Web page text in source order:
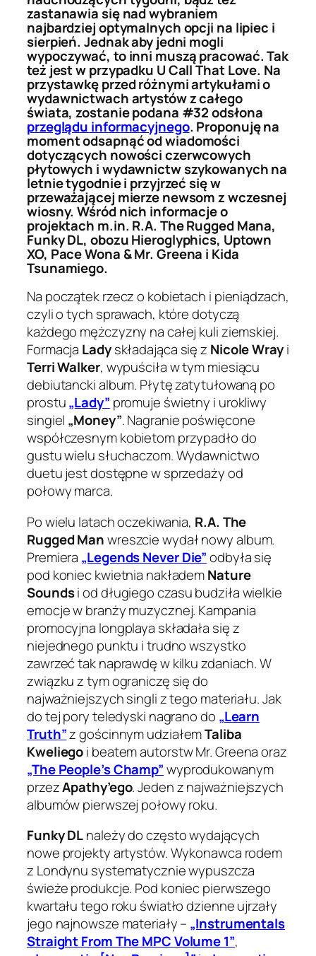
zastanawia się nad wybraniem
najbardziej optymalnych opcji na lipiec i
sierpień. Jednak aby jedni mogli
wypoczywać, to inni muszą pracować. Tak
też jest w przypadku U Call That Love. Na
przystawkę przed różnymi artykułami o
wydawnictwach artystów z całego
świata, zostanie podana #32 odsłona
przeglądu informacyjnego. Proponuję na
moment odsapnąć od wiadomości
dotyczących nowości czerwcowych
płytowych i wydawnictw szykowanych na
letnie tygodnie i przyjrzeć się w
przeważającej mierze newsom z wczesnej
wiosny. Wśród nich informacje o
projektach m.in. R.A. The Rugged Mana,
Funky DL, obozu Hieroglyphics, Uptown
XO, Pace Wona & Mr. Greena i Kida
Tsunamiego.
Na początek rzecz o kobietach i pieniądzach,
czyli o tych sprawach, które dotyczą
każdego mężczyzny na całej kuli ziemskiej.
Formacja Ladyskładająca się z Nicole Wrayi
Terri Walker, wypuściła w tym miesiącu
debiutancki album. Płytę zatytułowaną po
prostu„Lady” promuje świetny i urokliwy
singiel „Money”. Nagranie poświęcone
współczesnym kobietom przypadło do
gustu wielu słuchaczom. Wydawnictwo
duetu jest dostępne w sprzedaży od
połowy marca.
Po wielu latach oczekiwania, R.A. The
Rugged Manwreszcie wydał nowy album.
Premiera „Legends Never Die”odbyła się
pod koniec kwietnia nakłademNature
Soundsi od długiego czasu budziła wielkie
emocje w branży muzycznej. Kampania
promocyjna longplaya składała się z
niejednego punktu i trudno wszystko
zawrzeć tak naprawdę w kilku zdaniach. W
związku z tym ograniczę się do
najważniejszych singli z tego materiału. Jak
do tej pory teledyski nagrano do „Learn
Truth”z gościnnym udziałemTaliba
Kweliegoi beatem autorstw Mr. Greena oraz
„The People’s Champ”wyprodukowanym
przezApathy’ego. Jeden z najważniejszych
albumów pierwszej połowy roku.
Funky DLnależy do często wydających
nowe projekty artystów. Wykonawca rodem
z Londynu systematycznie wypuszcza
świeże produkcje. Pod koniec pierwszego
kwartału tego roku światło dzienne ujrzały
jego najnowsze materiały – „Instrumentals
Straight From The MPC Volume 1”,